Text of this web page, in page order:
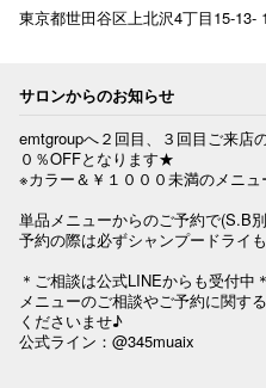
東京都世田谷区上北沢4丁目15-13-
サロンからのお知らせ
emtgroupへ２回目、３回目ご来店
０％OFFとなります★
※カラー＆￥１０００未満のメニュ
単品メニューからのご予約で(S.B
予約の際は必ずシャンプードライ
＊ご相談は公式LINEからも受付中＊
メニューのご相談やご予約に関す
くださいませ♪
公式ライン：@345muaix